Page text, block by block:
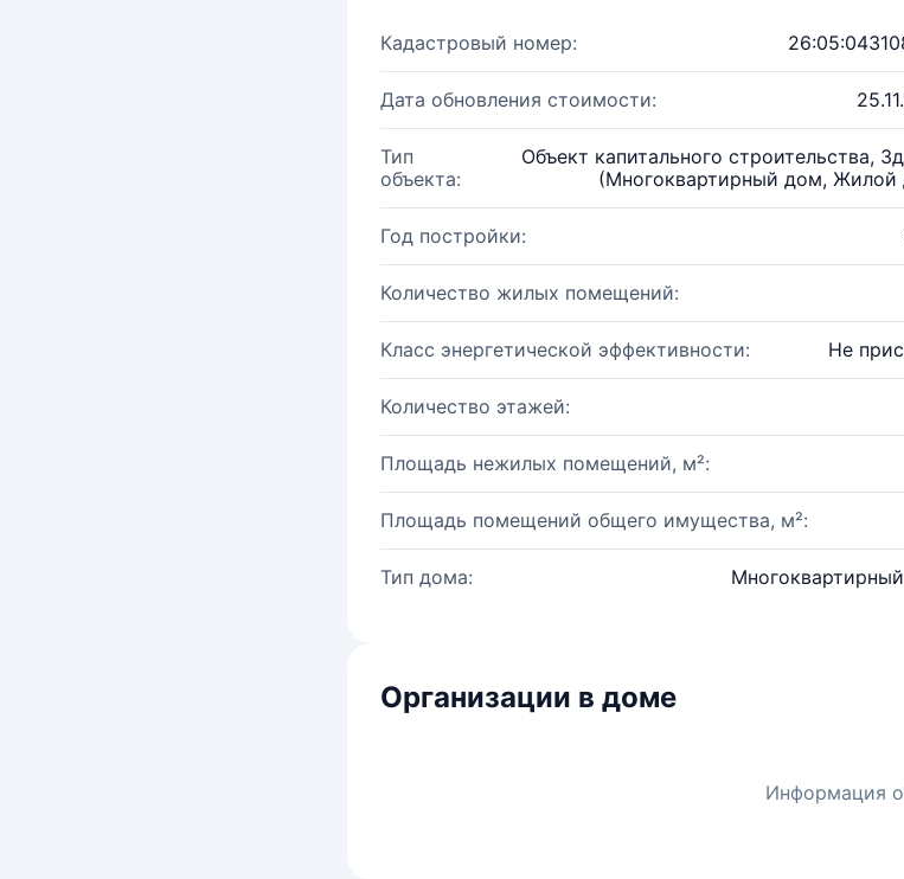
Кадастровый номер:
Дата обновления стоимости:
Тип
объекта:
Объект капитального строительства,
(Многоквартирный дом, Жилой
Год постройки:
Количество жилых помещений:
Класс энергетической эффективности: Не
Количество этажей:
Площадь нежилых помещений, м²:
Площадь помещений общего имущества, м²:
Тип дома:
Организации в доме
Информация